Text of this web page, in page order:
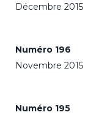
Décembre 2015
Numéro 196
Novembre 2015
Numéro 195